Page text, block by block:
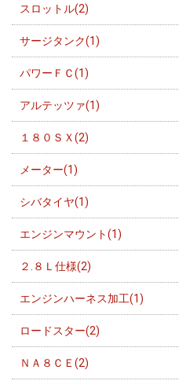
スロットル(2)
サージタンク(1)
パワーＦＣ(1)
アルテッツァ(1)
１８０ＳＸ(2)
メーター(1)
シバタイヤ(1)
エンジンマウント(1)
２.８Ｌ仕様(2)
エンジンハーネス加工(1)
ロードスター(2)
ＮＡ８ＣＥ(2)